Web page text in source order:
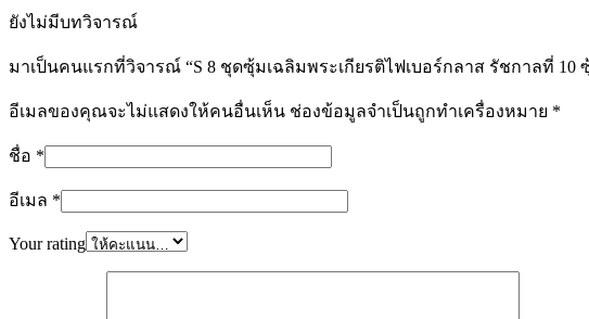
ยังไม่มีบทวิจารณ์
มาเป็นคนแรกที่วิจารณ์ “S 8 ชุดซุ้มเฉลิมพระเกียรติไฟเบอร์กลาส รัชกาลที่ 10
อีเมลของคุณจะไม่แสดงให้คนอื่นเห็น ช่องข้อมูลจำเป็นถูกทำเครื่องหมาย *
ชื่อ *
อีเมล *
Your rating